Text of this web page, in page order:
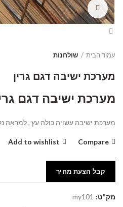
Click to enlarge
עמוד הבית שולחנות
מערכת ישיבה דגם גרין
מערכת ישיבה דגם
מערכת ישיבה עשויה כולה עץ , למראה
Compare
Add to wishlist
קבל הצעת מחיר
מק"ט: my101